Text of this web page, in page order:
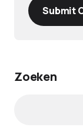
Submit
Zoeken